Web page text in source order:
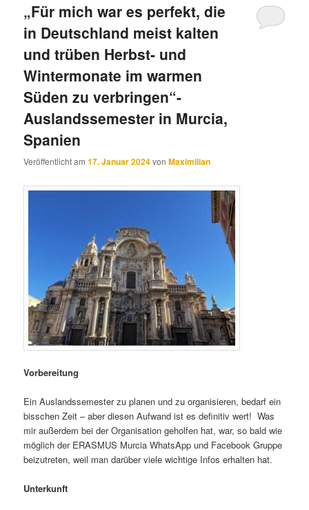
„Für mich war es perfekt, die
in Deutschland meist kalten
und trüben Herbst- und
Wintermonate im warmen
Süden zu verbringen“-
Auslandssemester in Murcia,
Spanien
Veröffentlicht am17. Januar 2024vonMaximilian
Vorbereitung
Ein Auslandssemester zu planen und zu organisieren, bedarf ein
bisschen Zeit – aber diesen Aufwand ist es definitiv wert! Was
mir außerdem bei der Organisation geholfen hat, war, so bald wie
möglich der ERASMUS Murcia WhatsApp und Facebook Gruppe
beizutreten, weil man darüber viele wichtige Infos erhalten hat.
Unterkunft